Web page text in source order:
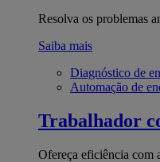
Resolva os problemas
Saiba mais
Diagnóstico de
Automação de
Trabalhador
Ofereça eficiência com